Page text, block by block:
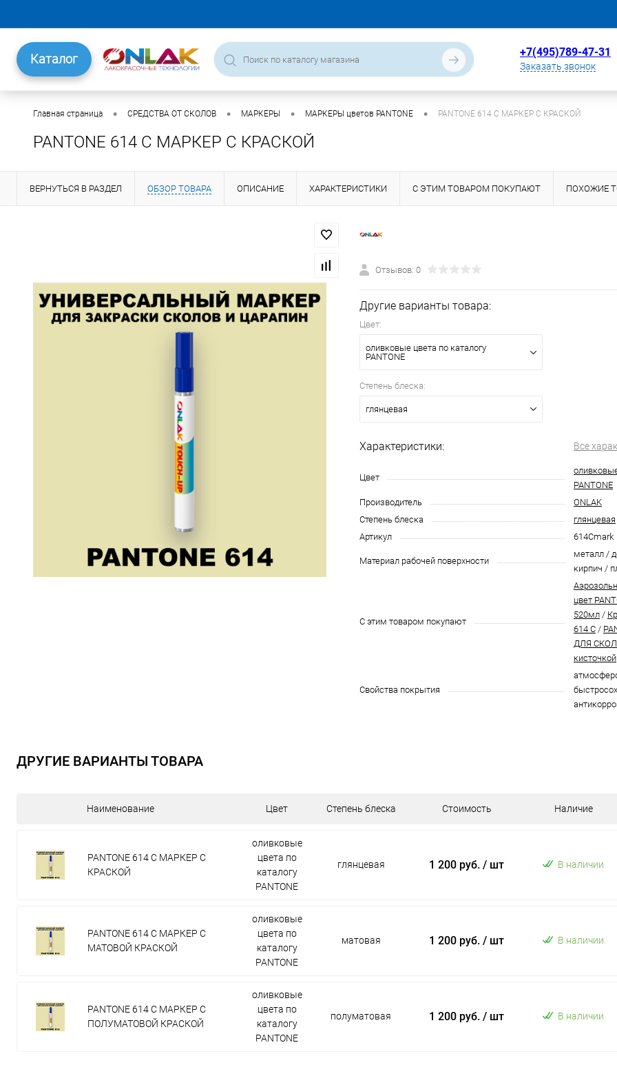
Каталог +7(495)789-47-31
Заказать звонок
Главная страница • СРЕДСТВА ОТ СКОЛОВ • МАРКЕРЫ • МАРКЕРЫ цветов PANTONE • PANTONE 614 C МАРКЕР С КРАСКОЙ
PANTONE 614 C МАРКЕР С КРАСКОЙ
ВЕРНУТЬСЯ В РАЗДЕЛ ОБЗОР ТОВАРА ОПИСАНИЕ ХАРАКТЕРИСТИКИ С ЭТИМ ТОВАРОМ ПОКУПАЮТ ПОХОЖИЕ
Отзывов: 0
Другие варианты товара:
Цвет:
оливковые цвета по каталогу
PANTONE
Степень блеска:
глянцевая
Характеристики: Все
Цвет
PANTONE
Производитель
ONLAK
Степень блеска
глянцевая
Артикул
614Cmark
Материал рабочей поверхности
металл /
кирпич /
С этим товаром покупают
цвет
520мл /
614 C /
ДЛЯ
кисточкой
Свойства покрытия
ДРУГИЕ ВАРИАНТЫ ТОВАРА
Наименование Цвет Степень блеска Стоимость Наличие
PANTONE 614 C МАРКЕР С
КРАСКОЙ
оливковые
цвета по
каталогу
PANTONE
глянцевая 1 200 руб. / шт В наличии
PANTONE 614 C МАРКЕР С
МАТОВОЙ КРАСКОЙ
оливковые
цвета по
каталогу
PANTONE
матовая 1 200 руб. / шт В наличии
PANTONE 614 C МАРКЕР С
ПОЛУМАТОВОЙ КРАСКОЙ
оливковые
цвета по
каталогу
PANTONE
полуматовая 1 200 руб. / шт В наличии